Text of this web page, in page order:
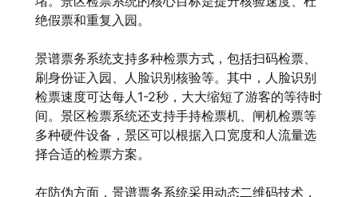
绝假票和重复入园。
景谱票务系统支持多种检票方式，包括扫码检票、
刷身份证入园、人脸识别核验等。其中，人脸识别
检票速度可达每人1-2秒，大大缩短了游客的等待时
间。景区检票系统还支持手持检票机、闸机检票等
多种硬件设备，景区可以根据入口宽度和人流量选
择合适的检票方案。
在防伪方面，景谱票务系统采用动态二维码技术，